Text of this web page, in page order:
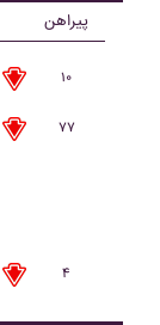
پیراهن
۱۰
۷۷
۴